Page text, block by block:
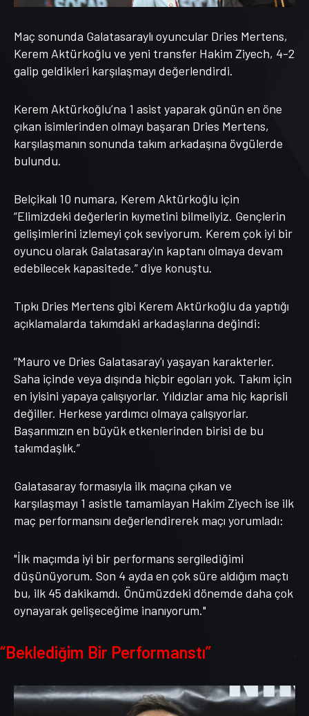
Maç sonunda Galatasaraylı oyuncular Dries Mertens,
Kerem Aktürkoğlu ve yeni transfer Hakim Ziyech, 4-2
galip geldikleri karşılaşmayı değerlendirdi.
Kerem Aktürkoğlu’na 1 asist yaparak günün en öne
çıkan isimlerinden olmayı başaran Dries Mertens,
karşılaşmanın sonunda takım arkadaşına övgülerde
bulundu.
Belçikalı 10 numara, Kerem Aktürkoğlu için
“Elimizdeki değerlerin kıymetini bilmeliyiz. Gençlerin
gelişimlerini izlemeyi çok seviyorum. Kerem çok iyi bir
oyuncu olarak Galatasaray'ın kaptanı olmaya devam
edebilecek kapasitede.” diye konuştu.
Tıpkı Dries Mertens gibi Kerem Aktürkoğlu da yaptığı
açıklamalarda takımdaki arkadaşlarına değindi:
“Mauro ve Dries Galatasaray'ı yaşayan karakterler.
Saha içinde veya dışında hiçbir egoları yok. Takım için
en iyisini yapaya çalışıyorlar. Yıldızlar ama hiç kaprisli
değiller. Herkese yardımcı olmaya çalışıyorlar.
Başarımızın en büyük etkenlerinden birisi de bu
takımdaşlık.”
Galatasaray formasıyla ilk maçına çıkan ve
karşılaşmayı 1 asistle tamamlayan Hakim Ziyech ise ilk
maç performansını değerlendirerek maçı yorumladı:
"İlk maçımda iyi bir performans sergilediğimi
düşünüyorum. Son 4 ayda en çok süre aldığım maçtı
bu, ilk 45 dakikamdı. Önümüzdeki dönemde daha çok
oynayarak gelişeceğime inanıyorum."
“Beklediğim Bir Performanstı”